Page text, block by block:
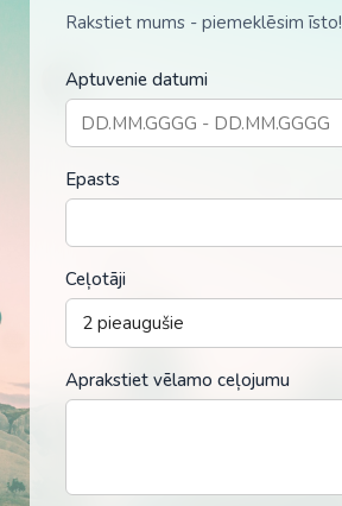
Rakstiet mums - piemeklēsim īsto!
Aptuvenie datumi
Epasts
Ceļotāji
Aprakstiet vēlamo ceļojumu